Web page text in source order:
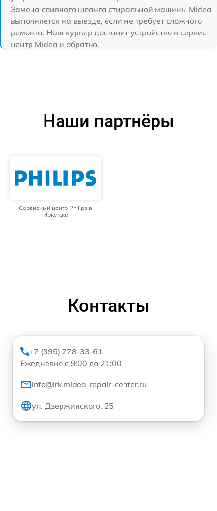
Замена сливного шланга стиральной машины Midea
выполняется на выезде, если не требует сложного
ремонта. Наш курьер доставит устройство в сервис-
центр Midea и обратно.
Наши партнёры
Сервисный центр Philips в
Иркутске
Контакты
+7 (395) 278-33-61
Ежедневно с 9:00 до 21:00
info@irk.midea-repair-center.ru
ул. Дзержинского, 25